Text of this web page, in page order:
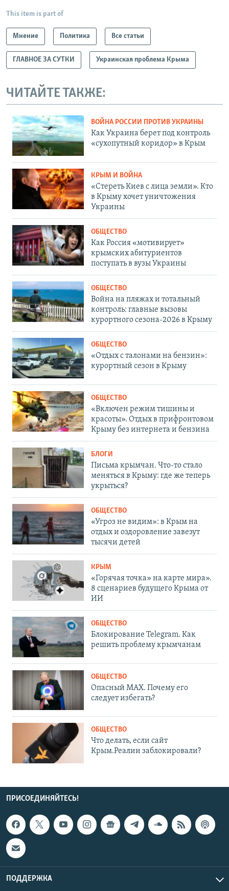
This item is part of
Мнение Политика Все статьи
ГЛАВНОЕ ЗА СУТКИ Украинская проблема Крыма
ЧИТАЙТЕ ТАКЖЕ:
ВОЙНА РОССИИ ПРОТИВ УКРАИНЫ
Как Украина берет под контроль
«сухопутный коридор» в Крым
КРЫМ И ВОЙНА
«Стереть Киев с лица земли». Кто
в Крыму хочет уничтожения
Украины
ОБЩЕСТВО
Как Россия «мотивирует»
крымских абитуриентов
поступать в вузы Украины
ОБЩЕСТВО
Война на пляжах и тотальный
контроль: главные вызовы
курортного сезона-2026 в Крыму
ОБЩЕСТВО
«Отдых с талонами на бензин»:
курортный сезон в Крыму
ОБЩЕСТВО
«Включен режим тишины и
красоты». Отдых в прифронтовом
Крыму без интернета и бензина
БЛОГИ
Письма крымчан. Что-то стало
меняться в Крыму: где же теперь
укрыться?
ОБЩЕСТВО
«Угроз не видим»: в Крым на
отдых и оздоровление завезут
тысячи детей
КРЫМ
«Горячая точка» на карте мира».
8 сценариев будущего Крыма от
ИИ
ОБЩЕСТВО
Блокирование Telegram. Как
решить проблему крымчанам
ОБЩЕСТВО
Опасный MAX. Почему его
следует избегать?
ОБЩЕСТВО
Что делать, если сайт
Крым.Реалии заблокировали?
ПРИСОЕДИНЯЙТЕСЬ!
ПОДДЕРЖКА